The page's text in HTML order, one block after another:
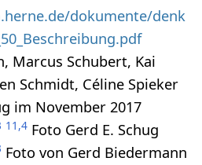
dokumente/denk
Marcus Schubert, Kai
Schmidt, Céline Spieker
im November 2017
11,4 Foto Gerd E. Schug
Foto von Gerd Biedermann